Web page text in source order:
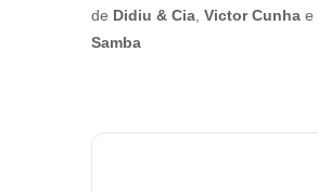
de Didiu & Cia Victor Cunha e
Samba